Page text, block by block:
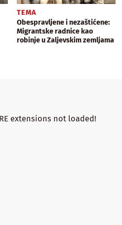
TEMA
Obespravljene i nezaštićene:
Migrantske radnice kao
robinje u Zaljevskim zemljama
extensions not loaded!